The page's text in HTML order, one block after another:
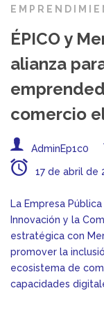
ÉPICO y
alianza
comercio
AdminEp1c0
17 de abril de
La Empresa
Innovación y la
estratégica con
promover la
ecosistema de
capacidades